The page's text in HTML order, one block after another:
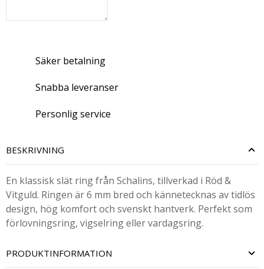
Säker betalning
Snabba leveranser
Personlig service
BESKRIVNING
En klassisk slät ring från Schalins, tillverkad i Röd &
Vitguld. Ringen är 6 mm bred och kännetecknas av tidlös
design, hög komfort och svenskt hantverk. Perfekt som
förlovningsring, vigselring eller vardagsring.
PRODUKTINFORMATION